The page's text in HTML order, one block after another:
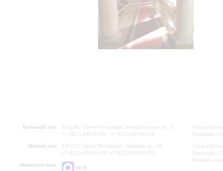
Большой зал:
191186, Санкт-Петербург, Михайловская ул., 2
+7 (812) 240-01-00, +7 (812) 240-01-80
Малый зал:
191011, Санкт-Петербург, Невский пр., 30
+7 (812) 240-01-00, +7 (812) 240-01-70
Напишите нам:
MAX
Часы
Перерыв с
Часы
Перерыв с
Вопросы